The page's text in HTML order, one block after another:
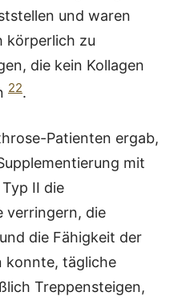
und waren
körperlich zu
die kein Kollagen
22.
Patienten ergab,
mit
II die
verringern, die
die Fähigkeit der
konnte, tägliche
Treppensteigen,